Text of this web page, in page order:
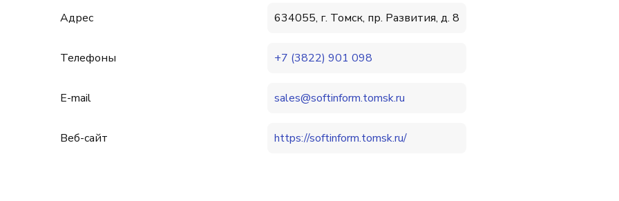
Адрес 634055, г. Томск, пр. Развития, д. 8
Телефоны +7 (3822) 901 098
E-mail sales@softinform.tomsk.ru
Веб-сайт https://softinform.tomsk.ru/